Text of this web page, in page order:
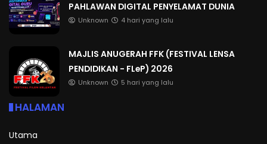
PAHLAWAN DIGITAL PENYELAMAT DUNIA
Unknown 4 hari yang lalu
MAJLIS ANUGERAH FFK (FESTIVAL LENSA
PENDIDIKAN - FLeP) 2026
Unknown 5 hari yang lalu
HALAMAN
Utama